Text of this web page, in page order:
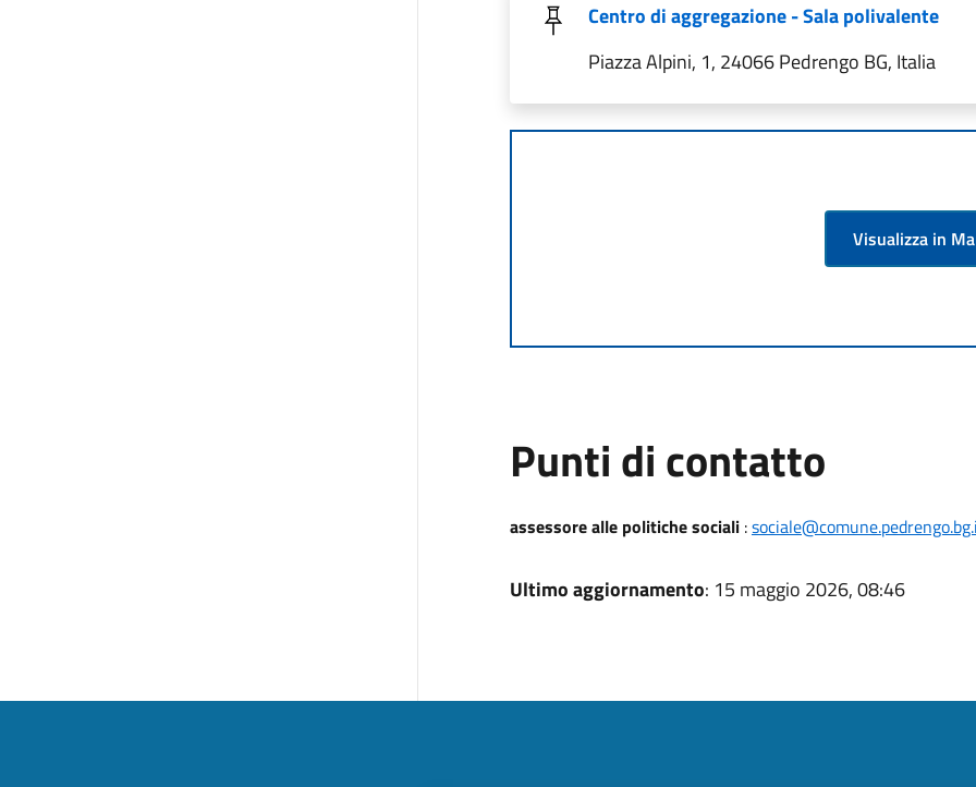
Centro di aggregazione - Sala polivalente
Piazza Alpini, 1, 24066 Pedrengo BG, Italia
Visualizza in
Punti di contatto
assessore alle politiche sociali:
Ultimo aggiornamento: 15 maggio 2026, 08:46